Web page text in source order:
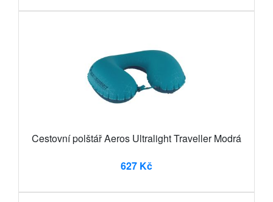
Cestovní polštář Aeros Ultralight Traveller Modrá
627 Kč